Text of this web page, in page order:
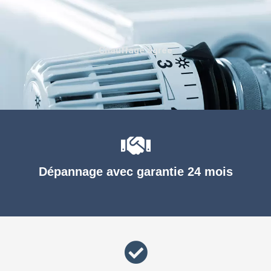
Dépannage avec garantie 24 mois
Chauffage agréé